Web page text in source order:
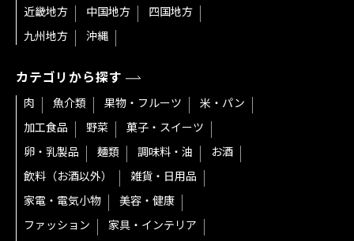
近畿地方
中国地方
四国地方
九州地方
沖縄
カテゴリから探す
肉 魚介類 果物・フルーツ
米・パン
加工食品
野菜
菓子・スイーツ
卵・乳製品
麺類 調味料・油
お酒
飲料（お酒以外）
雑貨・日用品
家電・電気小物
美容・健康
ファッション
家具・インテリア